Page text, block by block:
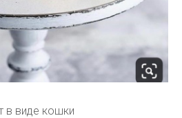
в виде кошки